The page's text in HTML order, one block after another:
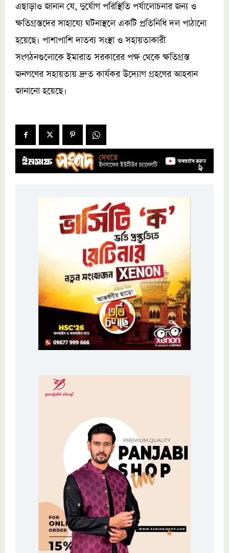
এছাড়াও জানান যে, দুর্যোগ পরিস্থিতি পর্যালোচনার জন্য ও
ক্ষতিগ্রস্তদের সাহায্যে ঘটনাস্থলে একটি প্রতিনিধি দল পাঠানো
হয়েছে। পাশাপাশি দাতব্য সংস্থা ও সহায়তাকারী
সংগঠনগুলোকে ইমারাত সরকারের পক্ষ থেকে ক্ষতিগ্রস্ত
জনগণের সহায়তায় দ্রুত কার্যকর উদ্যোগ গ্রহণের আহবান
জানানো হয়েছে।